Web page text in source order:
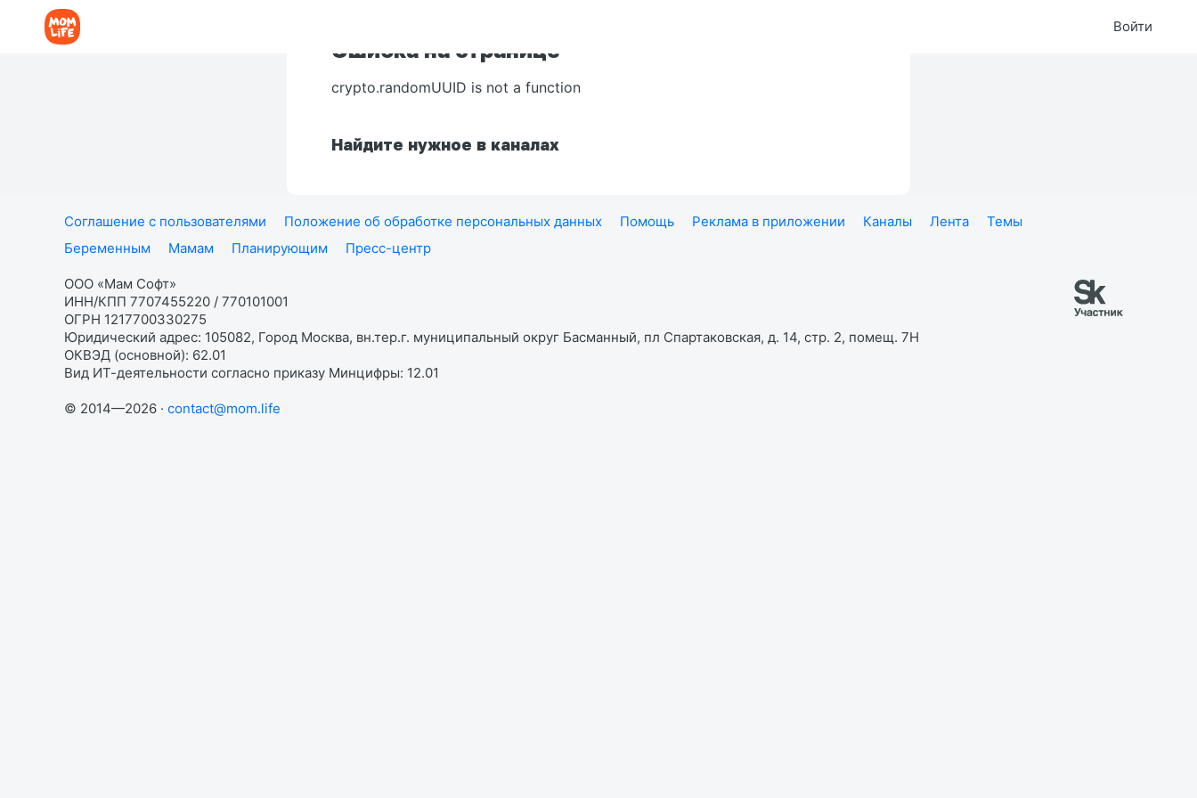
Войти
Ошибка на странице
crypto.randomUUID is not a function
Найдите нужное в каналах
Соглашение с пользователями Положение об обработке персональных данных Помощь Реклама в приложении Каналы Лента
Темы
Беременным
Мамам Планирующим Пресс-центр
ООО «Мам Софт»
ИНН/КПП 7707455220 / 770101001
ОГРН 1217700330275
Юридический адрес: 105082, Город Москва, вн.тер.г. муниципальный округ Басманный, пл Спартаковская, д. 14, стр. 2, помещ. 7Н
ОКВЭД (основной): 62.01
Вид ИТ-деятельности согласно приказу Минцифры: 12.01
© 2014—2026 · contact@mom.life